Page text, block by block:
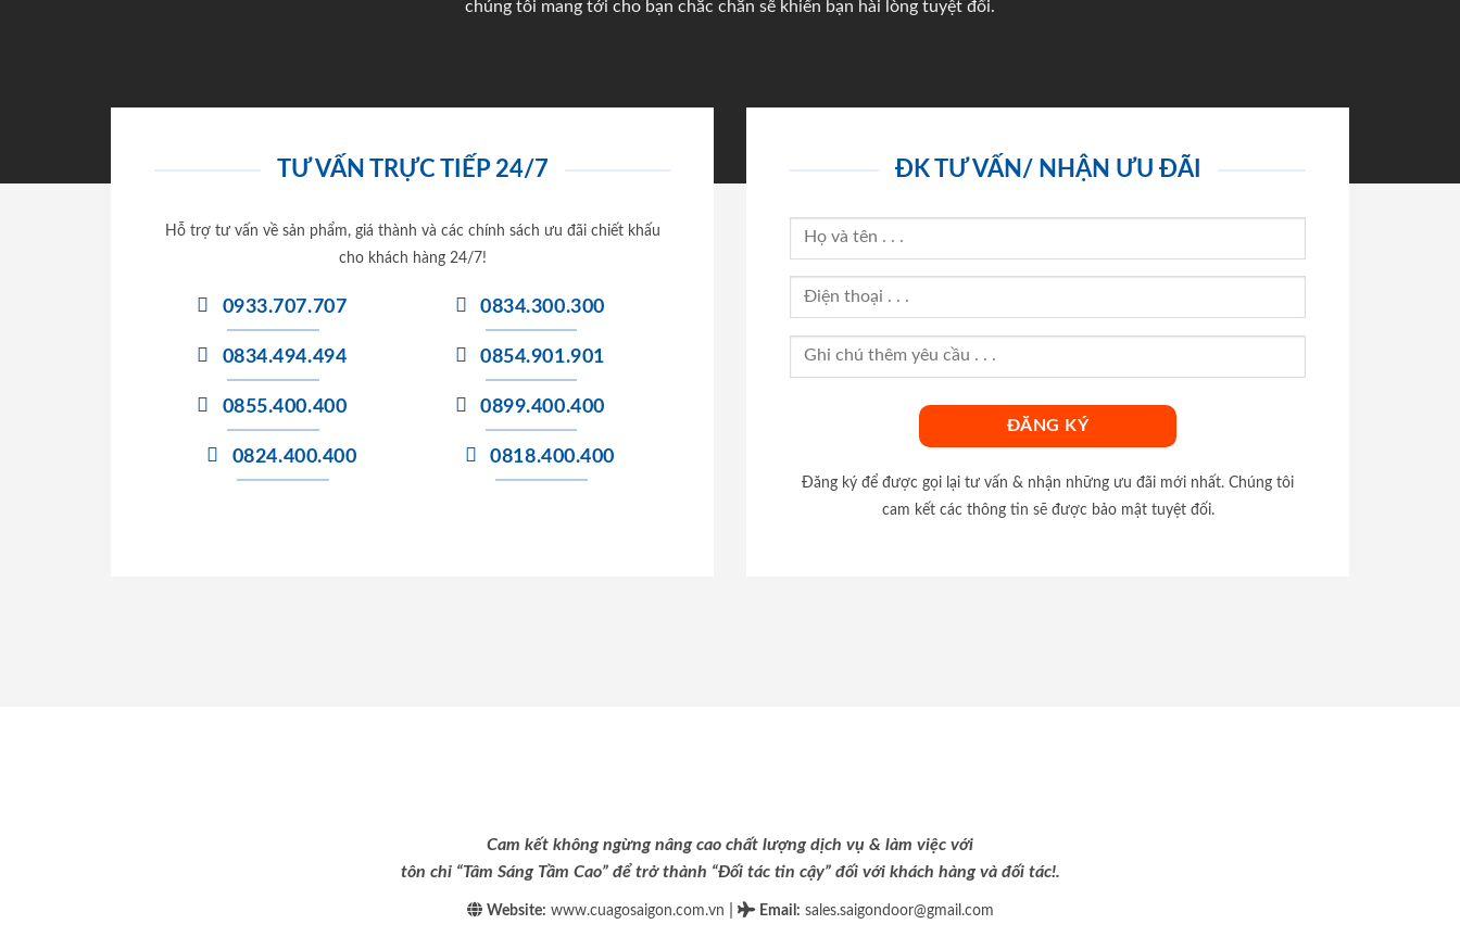
chúng tôi mang tới cho bạn chắc chắn sẽ khiến bạn hài lòng tuyệt đối.
TƯ VẤN TRỰC TIẾP 24/7
Hỗ trợ tư vấn về sản phẩm, giá thành và các chính sách ưu đãi chiết khấu
cho khách hàng 24/7!
0933.707.707
0834.494.494
0855.400.400
0824.400.400
0834.300.300
0854.901.901
0899.400.400
0818.400.400
ĐK TƯ VẤN/ NHẬN ƯU ĐÃI
Đăng ký để được gọi lại tư vấn & nhận những ưu đãi mới nhất. Chúng tôi
cam kết các thông tin sẽ được bảo mật tuyệt đối.
Cam kết không ngừng nâng cao chất lượng dịch vụ & làm việc với
tôn chỉ “Tâm Sáng Tầm Cao” để trở thành “Đối tác tin cậy” đối với khách hàng và đối tác!.
Website: www.cuagosaigon.com.vn Email : sales.saigondoor@gmail.com